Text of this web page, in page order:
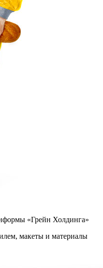
«Грейн Холдинга»
макеты и материалы